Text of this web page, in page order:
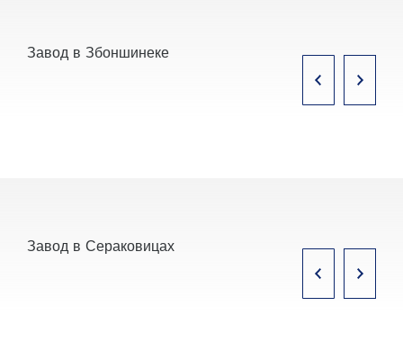
Завод в Збоншинеке
Завод в Сераковицах